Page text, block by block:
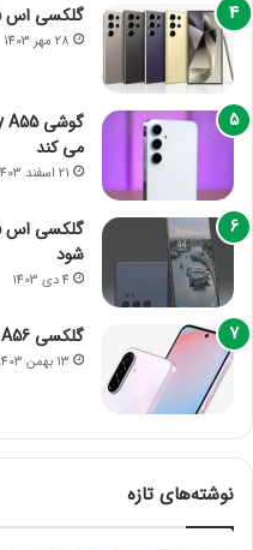
گلکسی اس 25 اولترا در چهار رنگ عرضه می شود
28 مهر 1403
می کند
21 اسفند 1403
شود
4 دی 1403
گلکسی A56 تعمیر سخت تری نسبت به A55 دارد
13 بهمن 1403
نوشته‌های تازه